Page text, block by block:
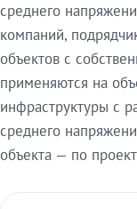
среднего
компаний,
объектов с
применяются на
инфраструктуры с
среднего
объекта — по